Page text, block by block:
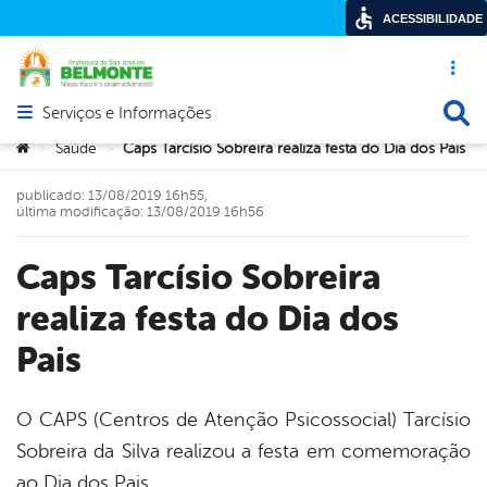
Acesso
Abrir menu principal de navegação
Serviços e Informações
Você está aqui:
> Saúde > Caps Tarcísio Sobreira realiza festa do Dia dos Pais
Caps Tarcísio Sobreira
realiza festa do Dia dos
Pais
publicado: 13/08/2019 16h55,
última modificação: 13/08/2019 16h56
O CAPS (Centros de Atenção Psicossocial) Tarcísio
Sobreira da Silva realizou a festa em comemoração
ACESSIBILIDADE